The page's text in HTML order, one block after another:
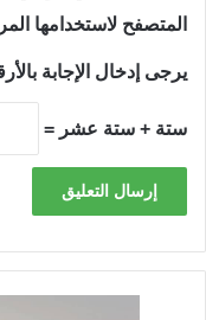
المتصفح لاستخدامها
يرجى إدخال الإجابة
ستة + ستة عشر =